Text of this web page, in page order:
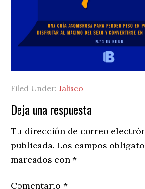
Filed Under:Jalisco
Reader
Interactions
Deja una respuesta
Tu dirección de correo
publicada. Los campos
marcados con*
Comentario*